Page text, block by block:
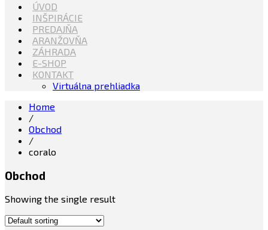
Florasystem Žilina
Kvety, Sviečky, dekorácie, Záhrada
ÚVOD
INŠPIRÁCIE
PREDAJŇA
ARANŽOVŇA
ZÁHRADA
E-SHOP
KONTAKT
Virtuálna prehliadka
Home
/
Obchod
/
coralo
Obchod
Showing the single result